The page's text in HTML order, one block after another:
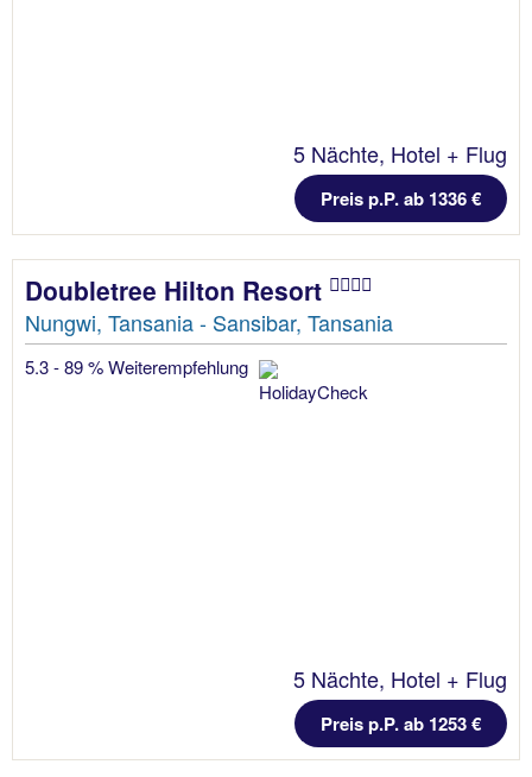
5 Nächte, Hotel + Flug
Preis p.P. ab 1336 €
Doubletree Hilton Resort
Nungwi, Tansania - Sansibar, Tansania
5.3 - 89 % Weiterempfehlung
5 Nächte, Hotel + Flug
Preis p.P. ab 1253 €